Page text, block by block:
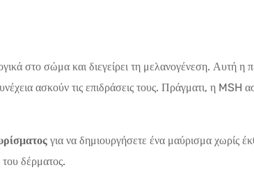
στο σώμα και διεγείρει τη μελανογένεση. Αυτή
ασκούν τις επιδράσεις τους. Πράγματι, η MSH
για να δημιουργήσετε ένα μαύρισμα χωρίς
δέρματος.